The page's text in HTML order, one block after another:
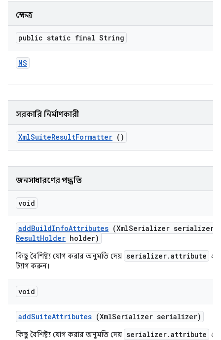
ক্ষেত্র
public static final String
NS
সরকারি নির্মাণকারী
XmlSuiteResultFormatter ()
জনসাধারণের পদ্ধতি
void
addBuildInfoAttributes (XmlSerializer serializer
ResultHolder holder)
কিছু বৈশিষ্ট্য যোগ করার অনুমতি দেয় serializer.attribute এর
ট্যাগ করুন।
void
addSuiteAttributes (XmlSerializer serializer)
কিছু বৈশিষ্ট্য যোগ করার অনুমতি দেয় serializer.attribute এর